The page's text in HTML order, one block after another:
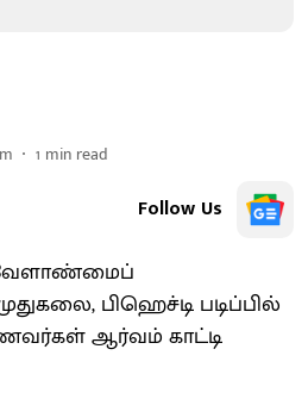
1 min read
Follow Us
வேளாண்மைப்
பிஹெச்டி படிப்பில்
ஆர்வம் காட்டி